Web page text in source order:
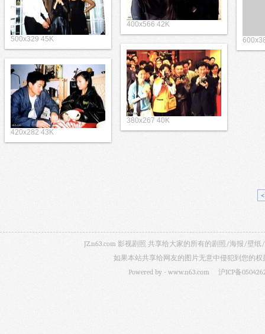
400x566 42K
500x329 45K
380x267 40K
420x282 43K
JZ.n63.com 影视剧照 共享给大家的所有的剧照/海报/壁
如果本站共享给网友的图片无意中侵犯到您的
Powered by - www.n63.com 沪ICP备